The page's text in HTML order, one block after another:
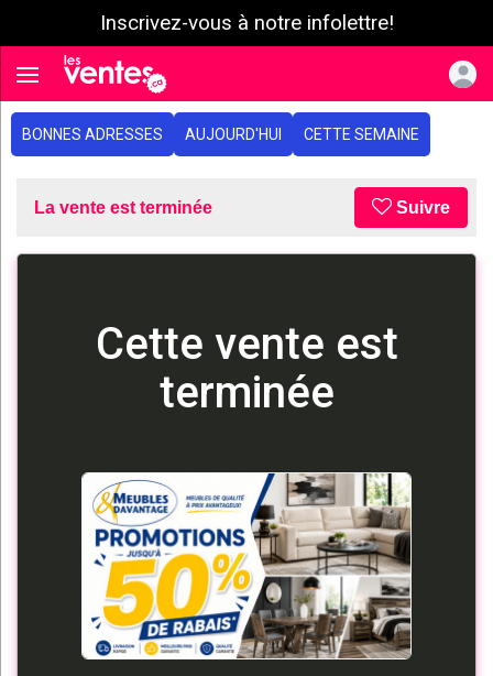
Inscrivez-vous à notre infolettre!
Toggle navigation
BONNES ADRESSES AUJOURD'HUI CETTE SEMAINE
La vente est terminée Suivre
Cette vente est
terminée